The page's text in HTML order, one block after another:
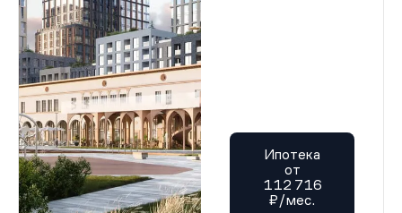
Ипотека
от
112 716
₽/мес.